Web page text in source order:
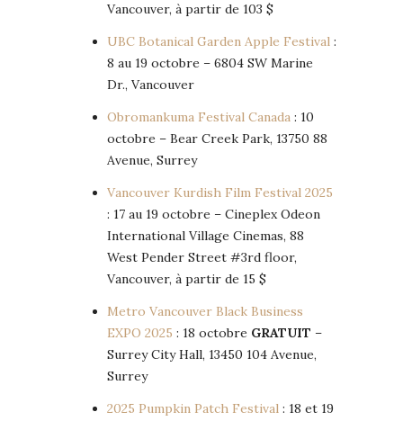
Vancouver, à partir de 103 $
UBC Botanical Garden Apple Festival :
8 au 19 octobre – 6804 SW Marine
Dr., Vancouver
Obromankuma Festival Canada : 10
octobre – Bear Creek Park, 13750 88
Avenue, Surrey
Vancouver Kurdish Film Festival 2025
: 17 au 19 octobre – Cineplex Odeon
International Village Cinemas, 88
West Pender Street #3rd floor,
Vancouver, à partir de 15 $
Metro Vancouver Black Business
EXPO 2025 : 18 octobre GRATUIT –
Surrey City Hall, 13450 104 Avenue,
Surrey
2025 Pumpkin Patch Festival : 18 et 19